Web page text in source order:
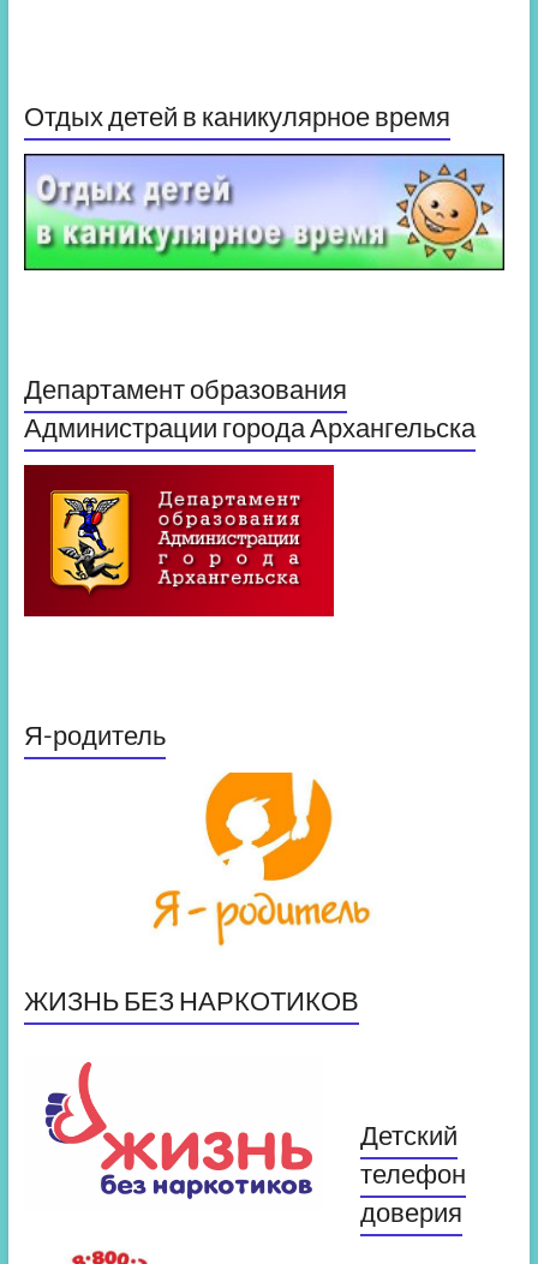
Отдых детей в каникулярное время
Департамент образования
Администрации города Архангельска
Я-родитель
ЖИЗНЬ БЕЗ НАРКОТИКОВ
Детский
телефон
доверия